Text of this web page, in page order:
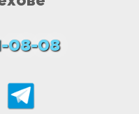
08-08